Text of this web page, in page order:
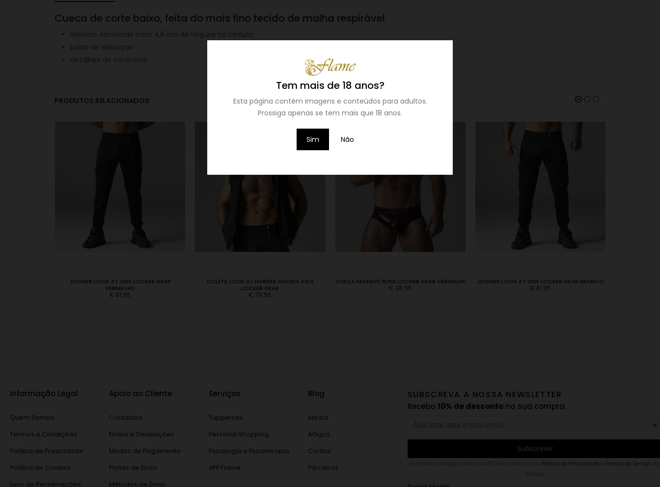
Tem mais de 18 anos?
Esta página contém imagens e conteúdos para adultos.
Prossiga apenas se tem mais que 18 anos.
Sim Não
Cueca de corte baixo, feita do mais fino tecido de malha respirável
elástico escovado com 4,5 cm de largura na cintura
bolsa de elevação
detalhes de contraste
PRODUTOS RELACIONADOS
JOGGER LOOK AT SIDE LOCKER GEAR
VERMELHO
€ 81,95
COLETE LOOK AT HARDER HOODY AZUL
LOCKER GEAR
€ 78,95
CUECA MASSIVE RUDE LOCKER GEAR VERMELHA
€ 26,95
JOGGER LOOK AT SIDE LOCKER GEAR BRANCO
€ 81,95
Informação Legal
Quem Somos
Termos e Condições
Política de Privacidade
Política de Cookies
Livro de Reclamações
Apoio ao Cliente
Contactos
Envios e Devoluções
Modos de Pagamento
Portes de Envio
Métodos de Envio
Serviços
Tuppersex
Personal Shopping
Psicologia e Psicoterapia
APP Flame
Blog
Media
Artigos
Contos
Parceiros
SUBSCREVA A NOSSA NEWSLETTER
Receba 10% de desconto na sua compra.
Politica de Privacidade Termos de Serviço